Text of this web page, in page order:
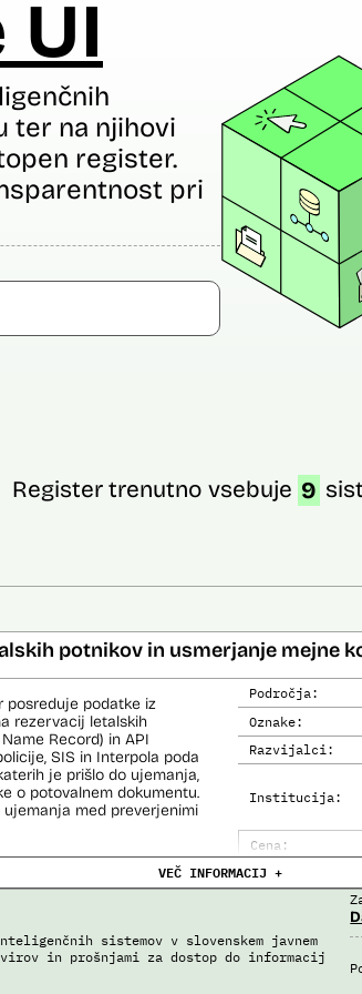
ter na njihovi
register.
pri
Register trenutno vsebuje 9
potnikov in usmerjanje mejne
Področja:
Oznake:
Razvijalci:
Institucija:
Cena:
Analiza
Analiza
posreduje podatke iz
rezervacij letalskih
Record) in API
SIS in Interpola poda
je prišlo do ujemanja,
o potovalnem dokumentu.
med preverjenimi
se oblikujejo
pri analitični obdelavi
in drugih hudih
policije in drugih
potnikih lahko glede na
prijavljenih na let,
rezultate njihove
VEČ INFORMACIJ +
sistemov v slovenskem javnem
in prošnjami za dostop do informacij